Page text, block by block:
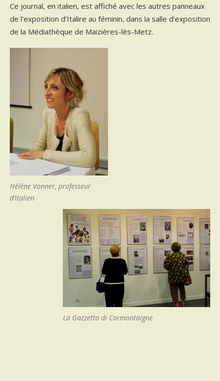
Ce journal, en italien, est affiché avec les autres panneaux
de l’exposition d’Italire au féminin, dans la salle d’exposition
de la Médiathèque de Maizières-lès-Metz.
Hélène Vonner, professeur
d’italien
La Gazzetta di Cormontaigne